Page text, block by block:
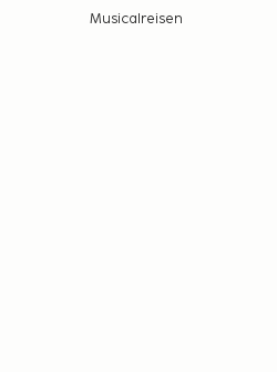
Musicalreisen